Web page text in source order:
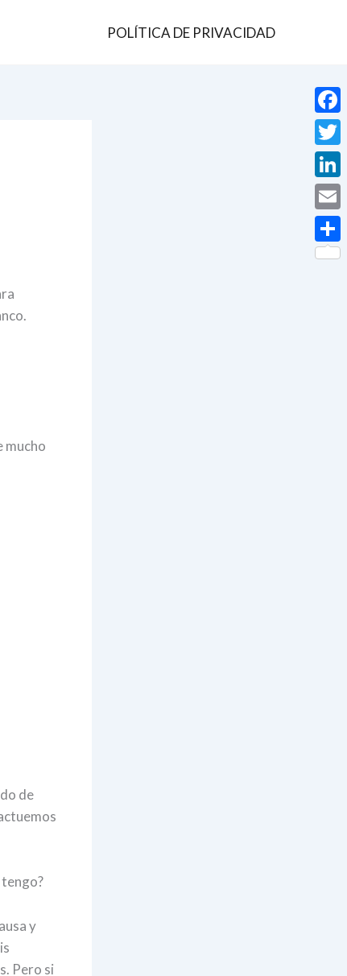
POLÍTICA DE PRIVACIDAD
mucho
de
y
Pero si
Email